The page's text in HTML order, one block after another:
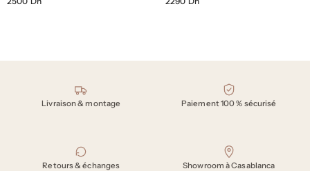
Nos engagements
Livraison & montage Paiement 100 % sécurisé
Retours & échanges Showroom à Casablanca